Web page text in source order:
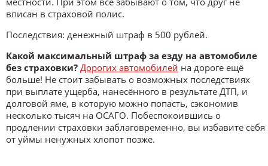
вписан в страховой полис.
Последствия: денежный штраф в 500 рублей.
Какой максимальный штраф за езду на автомобиле
без страховки? Дорогих автомобилей на дороге ещё
больше! Не стоит забывать о возможных последствиях
при выплате ущерба, нанесённого в результате ДТП, и
долговой яме, в которую можно попасть, сэкономив
несколько тысяч на ОСАГО. Побеспокоившись о
продлении страховки заблаговременно, вы избавите себя
от уймы ненужных хлопот позже.